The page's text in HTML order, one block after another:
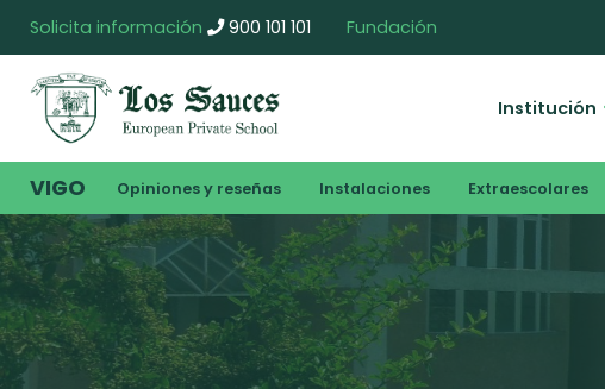
Solicita información 900 101 101 Fundación
Institución
VIGO Opiniones y reseñas Instalaciones Extraescolares